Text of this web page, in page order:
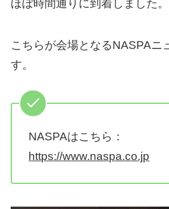
ほぼ時間通りに到着しました。
こちらが会場となるNASPAニ
す。
NASPAはこちら：
https://www.naspa.co.jp